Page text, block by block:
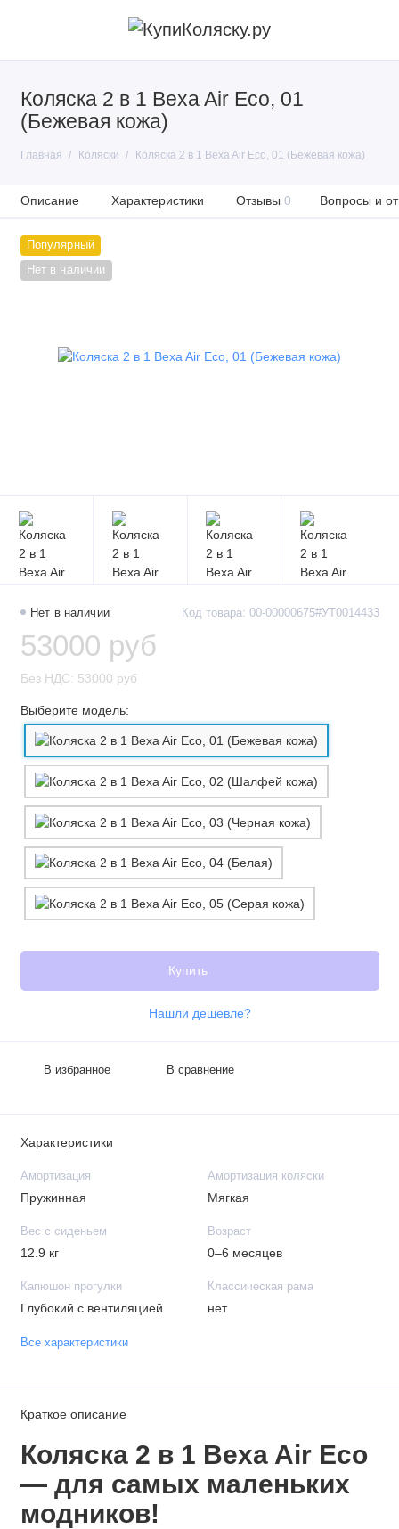
Коляска 2 в 1 Bexa Air Eco, 01
(Бежевая кожа)
Главная Коляски Коляска 2 в 1 Bexa Air Eco, 01 (Бежевая кожа)
Описание Характеристики Отзывы 0 Вопросы и
Популярный
Нет в наличии
Нет в наличии Код товара: 00-00000675#УТ0014433
53000 руб
Без НДС: 53000 руб
Выберите модель:
Купить
Нашли дешевле?
В избранное В сравнение
Характеристики
Амортизация
Пружинная
Амортизация коляски
Мягкая
Вес с сиденьем
12.9 кг
Возраст
0–6 месяцев
Капюшон прогулки
Глубокий с вентиляцией
Классическая рама
нет
Все характеристики
Краткое описание
Коляска 2 в 1 Bexa Air Eco
— для самых маленьких
модников!